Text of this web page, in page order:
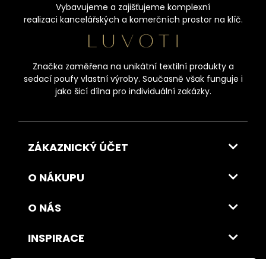
Vybavujeme a zajišťujeme komplexní
realizaci kancelářských a komerčních prostor na klíč.
Značka zaměřena na unikátní textilní produkty a
sedací poufy vlastní výroby. Současně však funguje i
jako šicí dílna pro individuální zakázky.
ZÁKAZNICKÝ ÚČET
O NÁKUPU
O NÁS
INSPIRACE